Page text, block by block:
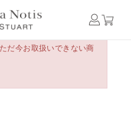
だ今お取扱いできない商